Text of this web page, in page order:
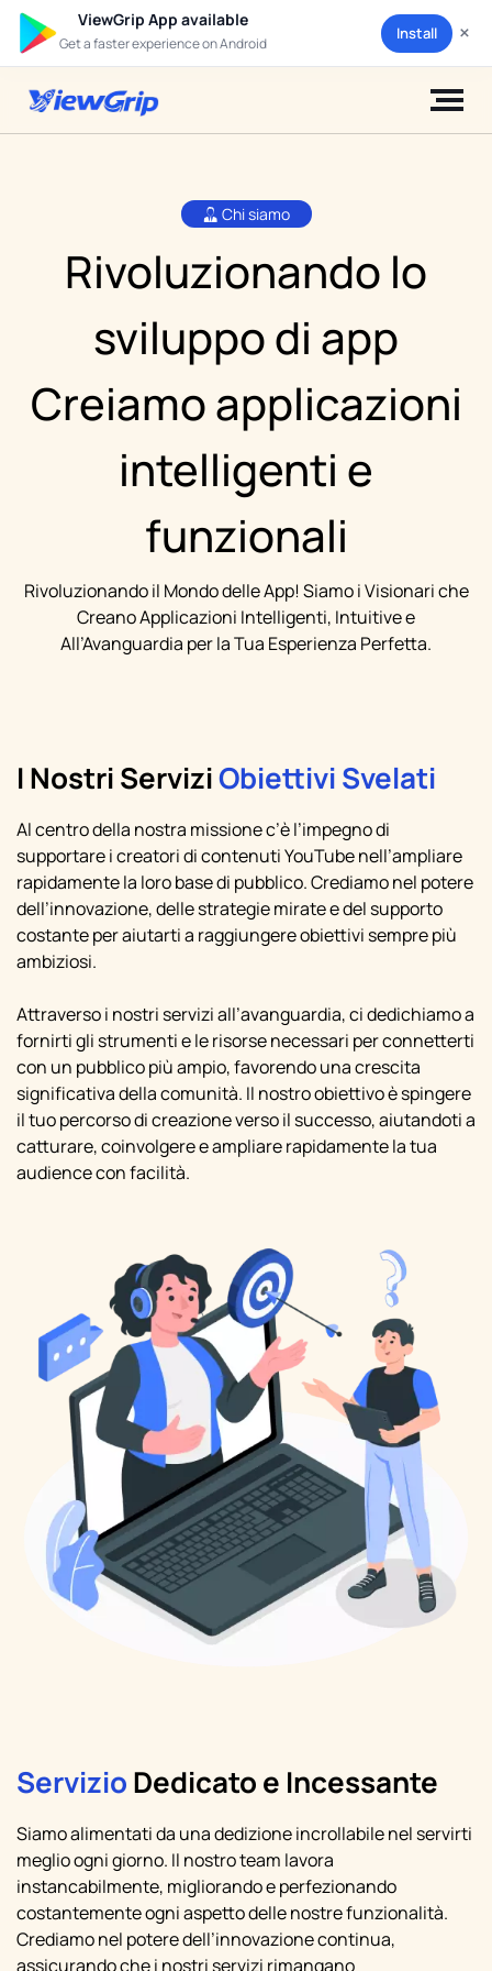
ViewGrip App available
Get a faster experience on Android
Install ×
Chi siamo
Rivoluzionando lo
sviluppo di app
Creiamo applicazioni
intelligenti e
funzionali
Rivoluzionando il Mondo delle App! Siamo i Visionari che
Creano Applicazioni Intelligenti, Intuitive e
All’Avanguardia per la Tua Esperienza Perfetta.
I Nostri ServiziObiettivi Svelati
Al centro della nostra missione c’è l’impegno di
supportare i creatori di contenuti YouTube nell’ampliare
rapidamente la loro base di pubblico. Crediamo nel potere
dell’innovazione, delle strategie mirate e del supporto
costante per aiutarti a raggiungere obiettivi sempre più
ambiziosi.
Attraverso i nostri servizi all’avanguardia, ci dedichiamo a
fornirti gli strumenti e le risorse necessari per connetterti
con un pubblico più ampio, favorendo una crescita
significativa della comunità. Il nostro obiettivo è spingere
il tuo percorso di creazione verso il successo, aiutandoti a
catturare, coinvolgere e ampliare rapidamente la tua
audience con facilità.
ServizioDedicato e Incessante
Siamo alimentati da una dedizione incrollabile nel servirti
meglio ogni giorno. Il nostro team lavora
instancabilmente, migliorando e perfezionando
costantemente ogni aspetto delle nostre funzionalità.
Crediamo nel potere dell’innovazione continua,
assicurando che i nostri servizi rimangano